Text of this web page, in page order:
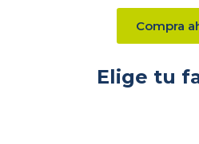
Compra
Elige tu